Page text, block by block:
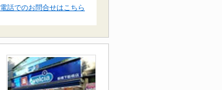
電話でのお問合せはこちら